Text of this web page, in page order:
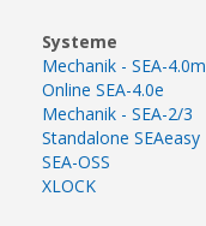
Systeme
Mechanik - SEA-4.0m
Online SEA-4.0e
Mechanik - SEA-2/3
Standalone SEAeasy
SEA-OSS
XLOCK